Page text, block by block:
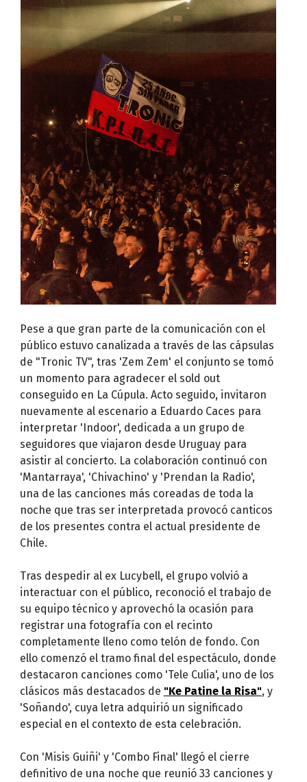
Pese a que gran parte de la comunicación con el
público estuvo canalizada a través de las cápsulas
de "Tronic TV", tras 'Zem Zem' el conjunto se tomó
un momento para agradecer el sold out
conseguido en La Cúpula. Acto seguido, invitaron
nuevamente al escenario a Eduardo Caces para
interpretar 'Indoor', dedicada a un grupo de
seguidores que viajaron desde Uruguay para
asistir al concierto. La colaboración continuó con
'Mantarraya', 'Chivachino' y 'Prendan la Radio',
una de las canciones más coreadas de toda la
noche que tras ser interpretada provocó canticos
de los presentes contra el actual presidente de
Chile.
Tras despedir al ex Lucybell, el grupo volvió a
interactuar con el público, reconoció el trabajo de
su equipo técnico y aprovechó la ocasión para
registrar una fotografía con el recinto
completamente lleno como telón de fondo. Con
ello comenzó el tramo final del espectáculo, donde
destacaron canciones como 'Tele Culia', uno de los
clásicos más destacados de "Ke Patine la Risa", y
'Soñando', cuya letra adquirió un significado
especial en el contexto de esta celebración.
Con 'Misis Guiñi' y 'Combo Final' llegó el cierre
definitivo de una noche que reunió 33 canciones y